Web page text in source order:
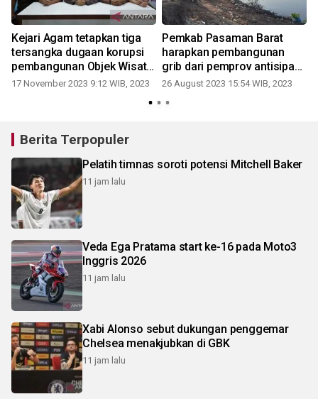
Kejari Agam tetapkan tiga
tersangka dugaan korupsi
pembangunan Objek Wisata
Sajuta Janjang
17 November 2023 9:12 WIB, 2023
Pemkab Pasaman Barat
harapkan pembangunan
grib dari pemprov antisipasi
meluasnya abrasi di objek
26 August 2023 15:54 WIB, 2023
Berita Terpopuler
Pelatih timnas soroti potensi Mitchell Baker
11 jam lalu
Veda Ega Pratama start ke-16 pada Moto3
Inggris 2026
11 jam lalu
Xabi Alonso sebut dukungan penggemar
Chelsea menakjubkan di GBK
11 jam lalu